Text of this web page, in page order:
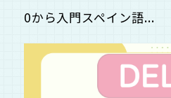
0から入門スペイン語...